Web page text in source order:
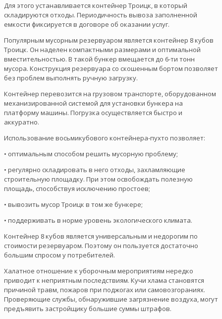
Для этого устанавливается контейнер Троицк, в который
складируются отходы. Периодичность вывоза заполненной
емкости фиксируется в договоре об оказании услуг.
Популярным мусорным резервуаром является контейнер 8 кубов
Троицк. Он наделен компактными размерами и оптимальной
вместительностью. В такой бункер вмещается до 6-ти тонн
мусора. Конструкция резервуара со скошенным бортом позволяет
без проблем выполнять ручную загрузку.
Контейнер перевозится на грузовом транспорте, оборудованном
механизированной системой для установки бункера на
платформу машины. Погрузка осуществляется быстро и
аккуратно.
Использование восьмикубового контейнера-пухто позволяет:
• оптимальным способом решить мусорную проблему;
• регулярно складировать в него отходы, захламляющие
строительную площадку. При этом освобождать полезную
площадь, способствуя исключению простоев;
• вывозить мусор Троицк в том же бункере;
• поддерживать в норме уровень экологического климата.
Контейнер 8 кубов является универсальным и недорогим по
стоимости резервуаром. Поэтому он пользуется достаточно
большим спросом у потребителей.
Халатное отношение к уборочным мероприятиям нередко
приводит к неприятным последствиям. Кучи хлама становятся
причиной травм, пожаров при поджогах или самовозгораниях.
Проверяющие службы, обнаружившие загрязнение воздуха, могут
предъявить застройщику большие суммы штрафов.